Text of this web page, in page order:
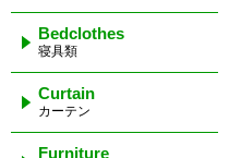
Bedclothes
寝具類
Curtain
カーテン
Furniture